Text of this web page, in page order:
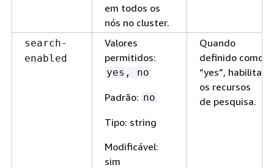
em todos os
nós no cluster.
search-
enabled
Valores
permitidos:
yes, no
Padrão: no
Tipo: string
Modificável:
sim
Quando
definido como
“yes”, habilita
os recursos
de pesquisa.